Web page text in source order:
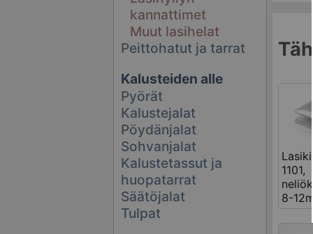
kannattimet
Muut lasihelat
Peittohatut ja tarrat
Kalusteiden alle
Pyörät
Kalustejalat
Pöydänjalat
Sohvanjalat
Kalustetassut ja
huopatarrat
Säätöjalat
Tulpat
1101,
8-